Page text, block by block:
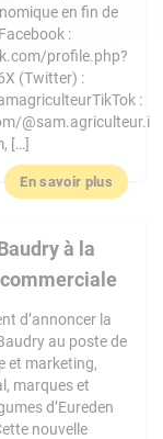
en fin de
:
profile.php?
(Twitter) :
:
@sam.agriculteur.i
[…]
En savoir plus
à la
d’annoncer la
au poste de
et marketing,
marques et
d’Eureden
nouvelle